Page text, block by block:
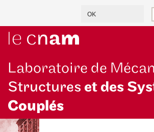
principal
Laboratoire de
Structures et des
Couplés